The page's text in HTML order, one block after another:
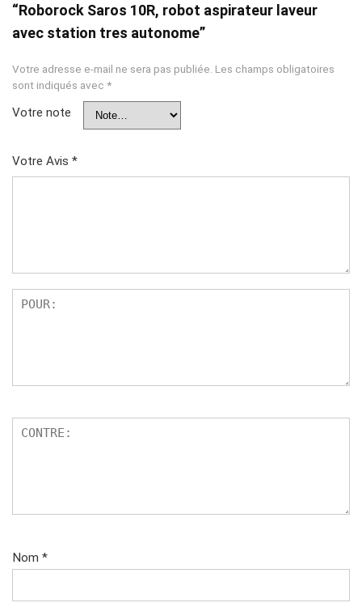
“Roborock Saros 10R, robot aspirateur laveur
avec station tres autonome”
Votre adresse e-mail ne sera pas publiée. Les champs obligatoires
sont indiqués avec *
Votre note
Votre Avis *
Nom *